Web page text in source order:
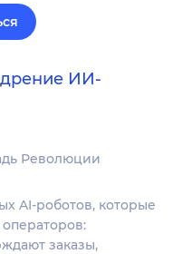
ИИ-
Революции
AI-роботов, которые
заказы,